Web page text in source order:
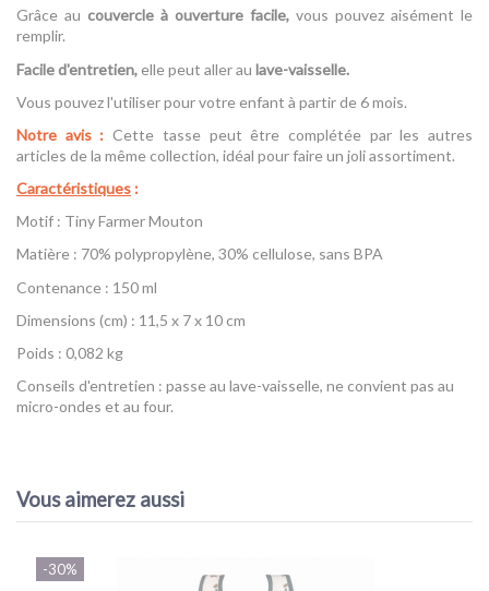
Grâce au couvercle à ouverture facile, vous pouvez aisément le
remplir.
Facile d'entretien, elle peut aller au lave-vaisselle.
Vous pouvez l'utiliser pour votre enfant à partir de 6 mois.
Notre avis : Cette tasse peut être complétée par les autres
articles de la même collection, idéal pour faire un joli assortiment.
Caractéristiques :
Motif : Tiny Farmer Mouton
Matière : 70% polypropylène, 30% cellulose, sans BPA
Contenance : 150 ml
Dimensions (cm) : 11,5 x 7 x 10 cm
Poids : 0,082 kg
Conseils d'entretien : passe au lave-vaisselle, ne convient pas au
micro-ondes et au four.
VOIR L'ATTESTATION
Vous aimerez aussi
-30%